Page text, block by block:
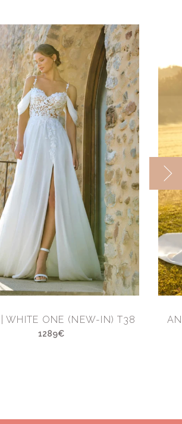
WHITE ONE (NEW-IN) T38
1289€